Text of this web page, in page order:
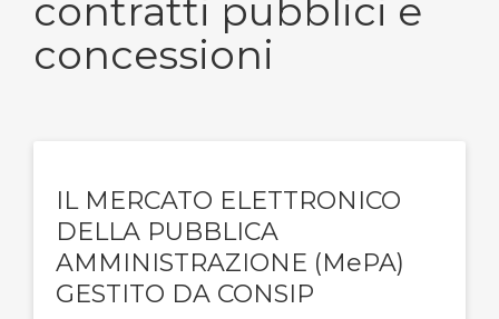
contratti pubblici e
concessioni
IL MERCATO ELETTRONICO
DELLA PUBBLICA
AMMINISTRAZIONE (MePA)
GESTITO DA CONSIP